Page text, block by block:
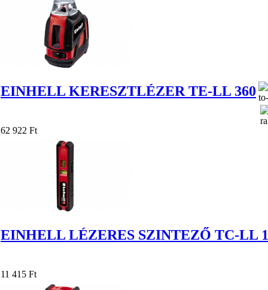
EINHELL KERESZTLÉZER TE-LL 360
62 922 Ft
EINHELL LÉZERES SZINTEZŐ TC-LL 1
11 415 Ft